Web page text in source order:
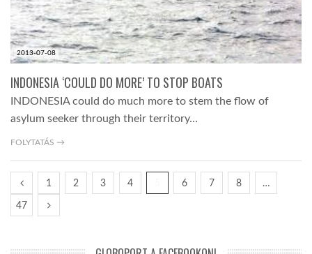
2013-07-08
INDONESIA ‘COULD DO MORE’ TO STOP BOATS
INDONESIA could do much more to stem the flow of
asylum seeker through their territory…
FOLYTATÁS →
1 2 3 4 6 7 8 …
47